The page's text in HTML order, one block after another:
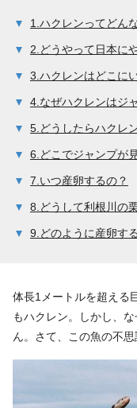
1.ハクレンってどん
2.どうやって日本に
3.ハクレンはどこに
4.なぜハクレンはジ
5.どうしたらハクレ
6.どこでジャンプが
7.いつ産卵するの？
8.どうして利根川の
9.どのように産卵す
体長1メートルを超える
もハクレン。しかし、
ん。さて、この魚の不